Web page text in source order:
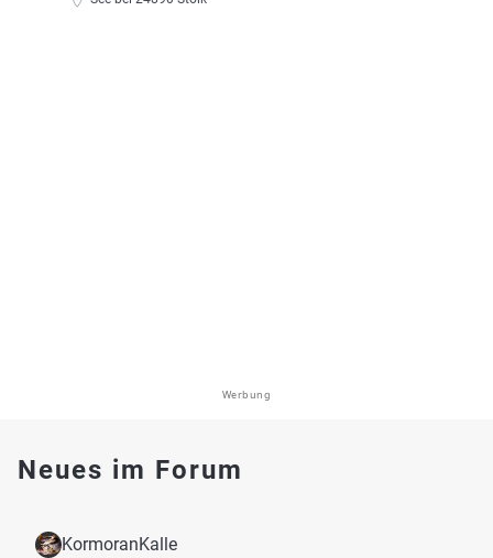
Werbung
Neues im Forum
KormoranKalle